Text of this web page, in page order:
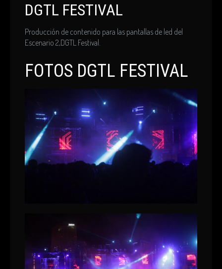
DGTL FESTIVAL
Producción de contenido para las pantallas de led del
Escenario 2,DGTL Festival.
FOTOS DGTL FESTIVAL